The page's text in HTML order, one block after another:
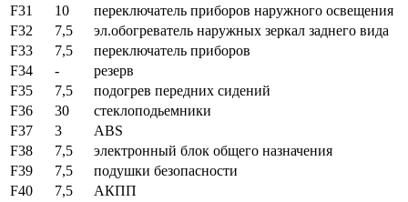
F31
10
переключатель приборов наружного освещения
F32
7,5
эл.обогреватель наружных зеркал заднего вида
F33
7,5
переключатель приборов
F34
-
резерв
F35
7,5
подогрев передних сидений
F36
30
стеклоподьемники
F37
3
ABS
F38
7,5
электронный блок общего назначения
F39
7,5
подушки безопасности
F40
7,5
АКПП